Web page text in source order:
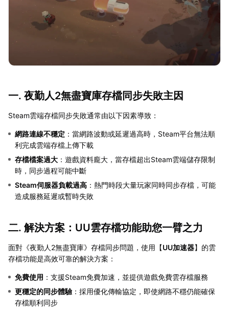
一. 夜勤人2無盡寶庫存檔同步失敗主因
Steam雲端存檔同步失敗通常由以下因素導致：
網路連線不穩定 ：當網路波動或延遲過高時，Steam平台無法順
利完成雲端存檔上傳下載
存檔檔案過大 ：遊戲資料龐大，當存檔超出Steam雲端儲存限制
時，同步過程可能中斷
Steam伺服器負載過高 ：熱門時段大量玩家同時同步存檔，可能
造成服務延遲或暫時失敗
二. 解決方案：UU雲存檔功能助您一臂之力
面對《夜勤人2無盡寶庫》存檔同步問題，使用【UU加速器】的雲
存檔功能是高效可靠的解決方案：
免費使用 ：支援Steam免費加速，並提供遊戲免費雲存檔服務
更穩定的同步體驗 ：採用優化傳輸協定，即使網路不穩仍能確保
存檔順利同步